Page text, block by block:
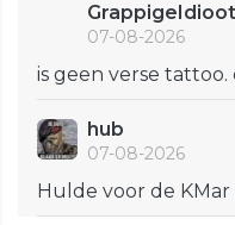
GrappigeIdioot
07-08-2026
is geen verse tattoo.
hub
07-08-2026
Hulde voor de KMar